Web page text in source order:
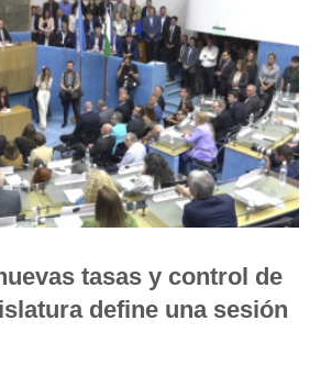
tasas y control de
define una sesión